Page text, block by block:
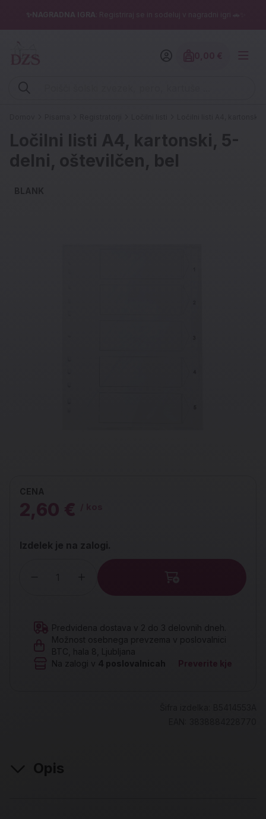
✨NAGRADNA IGRA : Registriraj se in sodeluj v nagradni igri 🚗✨
Vpišite iskalni niz (šolski zvezek, pero, kartuše ...)
Ločilni listi A4, kartonski, 5-
delni, oštevilčen, bel
BLANK
CENA
2,60 €
Izdelek je na zalogi.
Predvidena dostava v 2 do 3 delovnih dneh.
Možnost osebnega prevzema v poslovalnici
BTC, hala 8, Ljubljana
Na zalogi v
4 poslovalnicah Preverite kje
Opis